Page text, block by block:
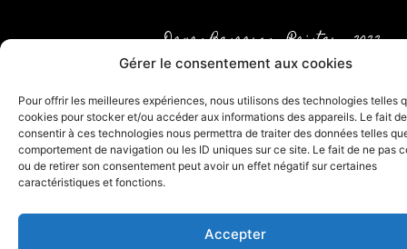
Gérer le consentement aux cookies
Pour offrir les meilleures expériences, nous utilisons des technologies telles
cookies pour stocker et/ou accéder aux informations des appareils. Le fait de
consentir à ces technologies nous permettra de traiter des données telles
comportement de navigation ou les ID uniques sur ce site. Le fait de ne pas
ou de retirer son consentement peut avoir un effet négatif sur certaines
caractéristiques et fonctions.
Accepter
Dagan Benaaron – Painter – 2022